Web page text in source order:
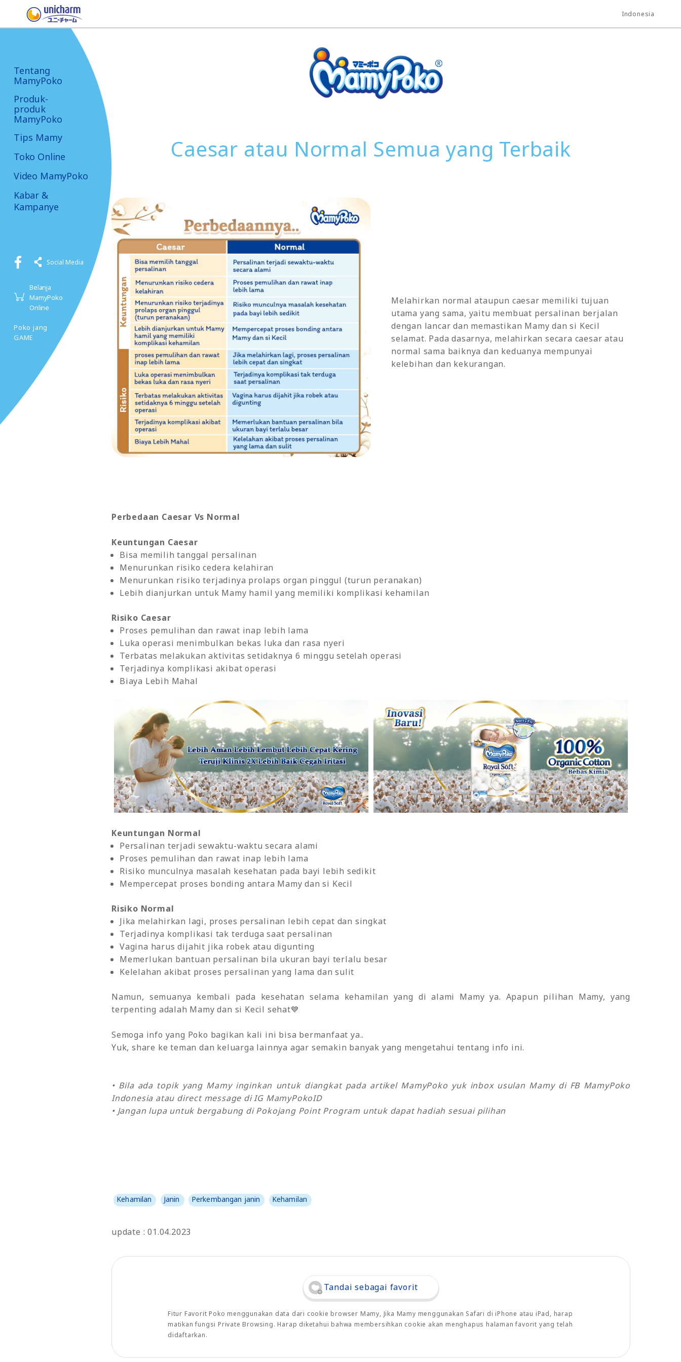
Indonesia
Tentang
MamyPoko
Produk-
produk
MamyPoko
Tips Mamy
Toko Online
Video MamyPoko
Kabar &
Kampanye
Social Media
Belanja
MamyPoko
Online
Poko jang
GAME
Caesar atau Normal Semua yang Terbaik
Melahirkan normal ataupun caesar memiliki tujuan
utama yang sama, yaitu membuat persalinan berjalan
dengan lancar dan memastikan Mamy dan si Kecil
selamat. Pada dasarnya, melahirkan secara caesar atau
normal sama baiknya dan keduanya mempunyai
kelebihan dan kekurangan.
Perbedaan Caesar Vs Normal
Keuntungan Caesar
Bisa memilih tanggal persalinan
Menurunkan risiko cedera kelahiran
Menurunkan risiko terjadinya prolaps organ pinggul (turun peranakan)
Lebih dianjurkan untuk Mamy hamil yang memiliki komplikasi kehamilan
Risiko Caesar
Proses pemulihan dan rawat inap lebih lama
Luka operasi menimbulkan bekas luka dan rasa nyeri
Terbatas melakukan aktivitas setidaknya 6 minggu setelah operasi
Terjadinya komplikasi akibat operasi
Biaya Lebih Mahal
Keuntungan Normal
Persalinan terjadi sewaktu-waktu secara alami
Proses pemulihan dan rawat inap lebih lama
Risiko munculnya masalah kesehatan pada bayi lebih sedikit
Mempercepat proses bonding antara Mamy dan si Kecil
Risiko Normal
Jika melahirkan lagi, proses persalinan lebih cepat dan singkat
Terjadinya komplikasi tak terduga saat persalinan
Vagina harus dijahit jika robek atau digunting
Memerlukan bantuan persalinan bila ukuran bayi terlalu besar
Kelelahan akibat proses persalinan yang lama dan sulit
Namun, semuanya kembali pada kesehatan selama kehamilan yang di alami Mamy ya. Apapun pilihan Mamy, yang
terpenting adalah Mamy dan si Kecil sehat💙
Semoga info yang Poko bagikan kali ini bisa bermanfaat ya..
Yuk, share ke teman dan keluarga lainnya agar semakin banyak yang mengetahui tentang info ini.
• Bila ada topik yang Mamy inginkan untuk diangkat pada artikel MamyPoko yuk inbox usulan Mamy di FB MamyPoko
Indonesia atau direct message di IG MamyPokoID
• Jangan lupa untuk bergabung di Pokojang Point Program untuk dapat hadiah sesuai pilihan
Kehamilan Janin Perkembangan janin Kehamilan
update : 01.04.2023
Tandai sebagai favorit
Fitur Favorit Poko menggunakan data dari cookie browser Mamy, Jika Mamy menggunakan Safari di iPhone atau iPad, harap
matikan fungsi Private Browsing. Harap diketahui bahwa membersihkan cookie akan menghapus halaman favorit yang telah
didaftarkan.